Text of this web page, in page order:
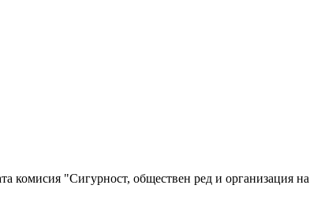
комисия "Сигурност, обществен ред и организация на